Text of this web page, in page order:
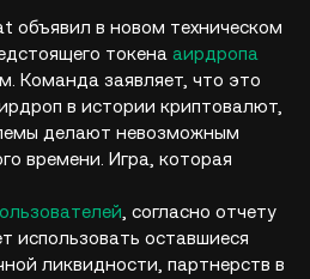
объявил в новом техническом
токена аирдропа
Команда заявляет, что это
в истории криптовалют,
делают невозможным
времени. Игра, которая
, согласно отчету
использовать оставшиеся
ликвидности, партнерств в